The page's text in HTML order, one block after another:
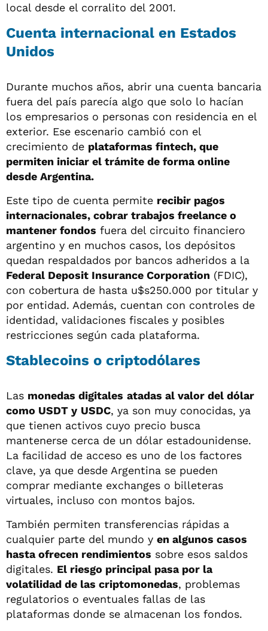
local desde el corralito del 2001.
Cuenta internacional en Estados
Unidos
Durante muchos años, abrir una cuenta bancaria
fuera del país parecía algo que solo lo hacían
los empresarios o personas con residencia en el
exterior. Ese escenario cambió con el
crecimiento de plataformas fintech, que
permiten iniciar el trámite de forma online
desde Argentina.
Este tipo de cuenta permite recibir pagos
internacionales, cobrar trabajos freelance o
mantener fondos fuera del circuito financiero
argentino y en muchos casos, los depósitos
quedan respaldados por bancos adheridos a la
Federal Deposit Insurance Corporation (FDIC),
con cobertura de hasta u$s250.000 por titular y
por entidad. Además, cuentan con controles de
identidad, validaciones fiscales y posibles
restricciones según cada plataforma.
Stablecoins o criptodólares
Las monedas digitales atadas al valor del dólar
como USDT y USDC, ya son muy conocidas, ya
que tienen activos cuyo precio busca
mantenerse cerca de un dólar estadounidense.
La facilidad de acceso es uno de los factores
clave, ya que desde Argentina se pueden
comprar mediante exchanges o billeteras
virtuales, incluso con montos bajos.
También permiten transferencias rápidas a
cualquier parte del mundo y en algunos casos
hasta ofrecen rendimientos sobre esos saldos
digitales. El riesgo principal pasa por la
volatilidad de las criptomonedas, problemas
regulatorios o eventuales fallas de las
plataformas donde se almacenan los fondos.